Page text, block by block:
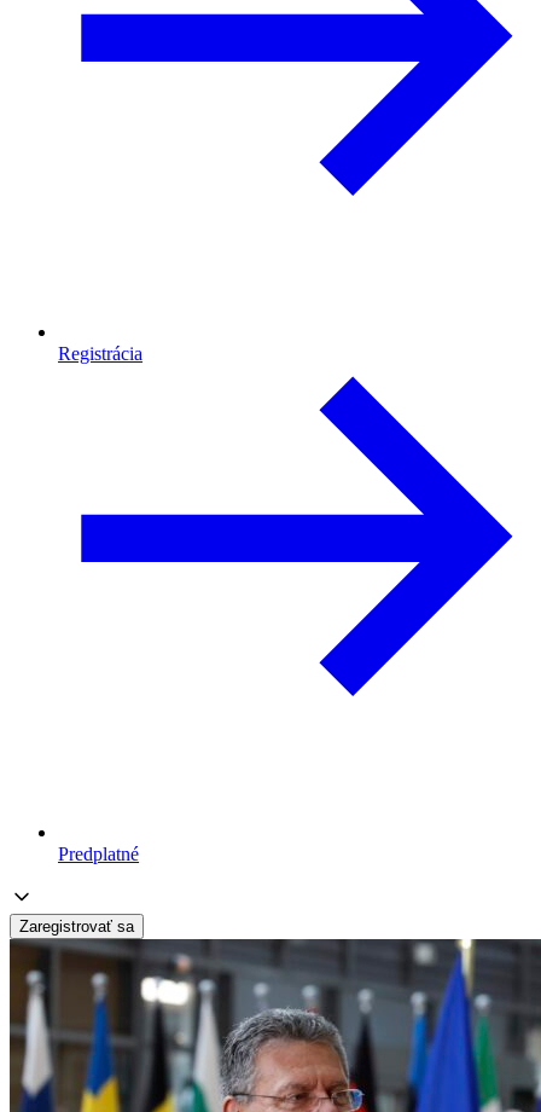
Registrácia
Predplatné
Zaregistrovať sa